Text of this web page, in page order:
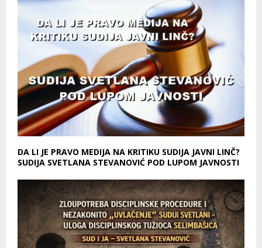
DA LI JE PRAVO MEDIJA NA KRITIKU SUDIJA JAVNI LINČ?
SUDIJA SVETLANA STEVANOVIĆ POD LUPOM JAVNOSTI